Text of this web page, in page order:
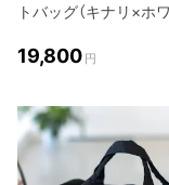
トバッグ（キナリ×ホ
19,800 円